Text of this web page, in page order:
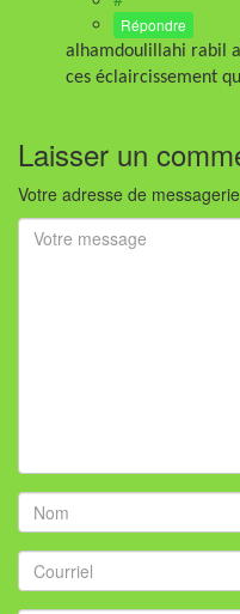
Répondre
alhamdoulillahi rabil
ces éclaircissement
Laisser un
Votre adresse de